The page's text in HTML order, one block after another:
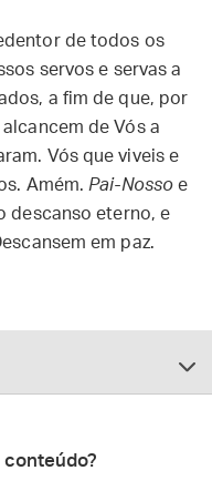
de todos os
servos e servas a
a fim de que, por
de Vós a
Vós que viveis e
Amém. Pai-Nosso e
descanso eterno, e
em paz.
conteúdo?